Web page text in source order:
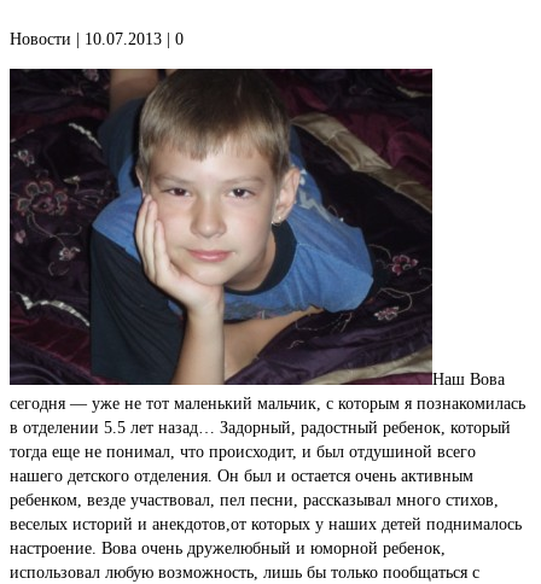
Новости | 10.07.2013 | 0
Наш Вова
сегодня — уже не тот маленький мальчик, с которым я познакомилась
в отделении 5.5 лет назад… Задорный, радостный ребенок, который
тогда еще не понимал, что происходит, и был отдушиной всего
нашего детского отделения. Он был и остается очень активным
ребенком, везде участвовал, пел песни, рассказывал много стихов,
веселых историй и анекдотов,от которых у наших детей поднималось
настроение. Вова очень дружелюбный и юморной ребенок,
использовал любую возможность, лишь бы только пообщаться с